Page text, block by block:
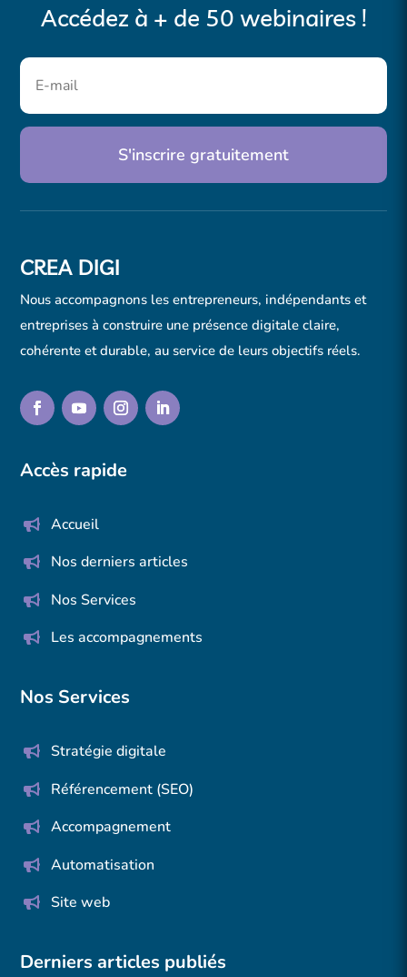
Accédez à + de 50 webinaires !
S'inscrire gratuitement
CREA DIGI
Nous accompagnons les entrepreneurs, indépendants et
entreprises à construire une présence digitale claire,
cohérente et durable, au service de leurs objectifs réels.
Accès rapide
Accueil
Nos derniers articles
Nos Services
Les accompagnements
Nos Services
Stratégie digitale
Référencement (SEO)
Accompagnement
Automatisation
Site web
Derniers articles publiés